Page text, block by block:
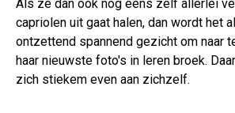
Als ze dan ook nog eens zelf allerlei
capriolen uit gaat halen, dan wordt het
ontzettend spannend gezicht om naar
haar nieuwste foto's in leren broek.
zich stiekem even aan zichzelf.